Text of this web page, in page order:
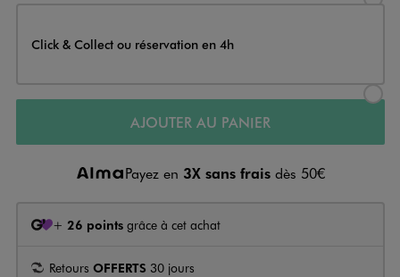
Click & Collect ou réservation en 4h
AJOUTER AU PANIER
Payez en 3X sans frais dès 50€
+ 26 points grâce à cet achat
Retours OFFERTS 30 jours